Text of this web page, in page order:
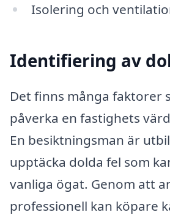
Isolering och
Identifiering av
Det finns många faktorer
påverka en fastighets
En besiktningsman är
upptäcka dolda fel som
vanliga ögat. Genom att
professionell kan köpare